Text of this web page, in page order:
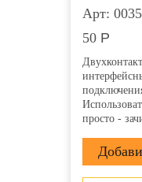
Арт: 0035
50 Р
просто -
Клеммная